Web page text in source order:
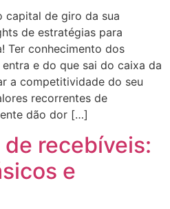
capital de giro da sua
de estratégias para
Ter conhecimento dos
e do que sai do caixa da
a competitividade do seu
recorrentes de
dão dor […]
recebíveis:
e